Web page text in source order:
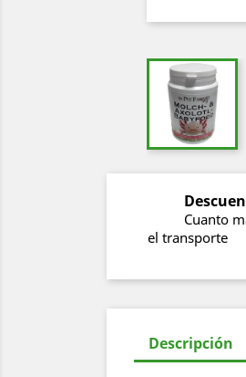
Cuanto
el transporte
Descripción